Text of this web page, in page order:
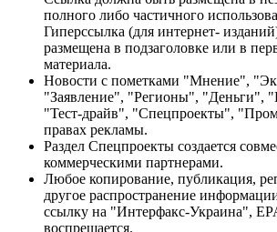
полного либо частичного
Гиперссылка (для интернет-
размещена в подзаголовке или в
материала.
Новости с пометками "Мнение",
"Заявление", "Регионы", "Деньги",
"Тест-драйв", "Спецпроекты",
правах рекламы.
Раздел Спецпроекты создается
коммерческими партнерами.
Любое копирование, публикация,
другое распространение
ссылку на "Интерфакс-Украина",
воспрещается.